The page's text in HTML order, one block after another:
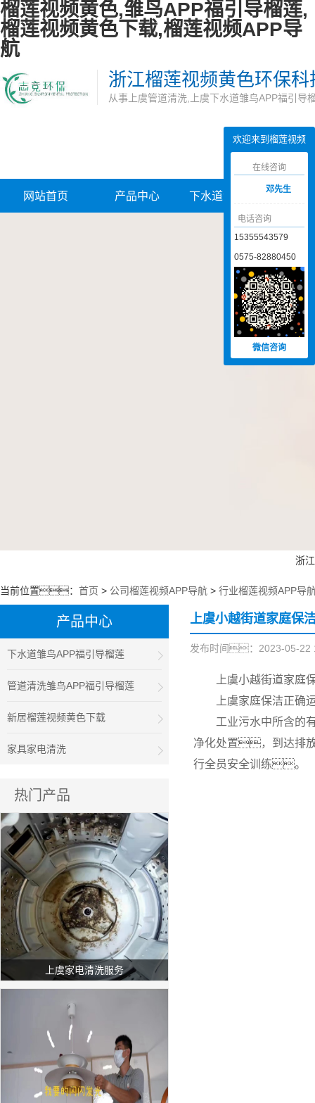
榴莲视频黄色,雏鸟APP福引导榴莲,
榴莲视频黄色下载,榴莲视频APP导
航
浙江榴莲视频黄色环保
从事上虞管道清洗,上虞下水道雏鸟APP福引
网站首页 产品中心 下水道雏鸟APP
福引导榴莲
管道
APP
浙江
当前位置： 首页 > 公司榴莲视频APP导航 > 行业榴莲视频APP导
产品中心
下水道雏鸟APP福引导榴莲
管道清洗雏鸟APP福引导榴莲
新居榴莲视频黄色下载
家具家电清洗
热门产品
上虞家电清洗服务
上虞小越街道家庭保
发布时间：2023-05-22
上虞小越街道家庭
上虞家庭保洁正确
工业污水中所含
净化处置，到达排
行全员安全训练。
欢迎来到榴莲视频
黄色网站
在线咨询
邓先生
电话咨询
15355543579
0575-82880450
微信咨询